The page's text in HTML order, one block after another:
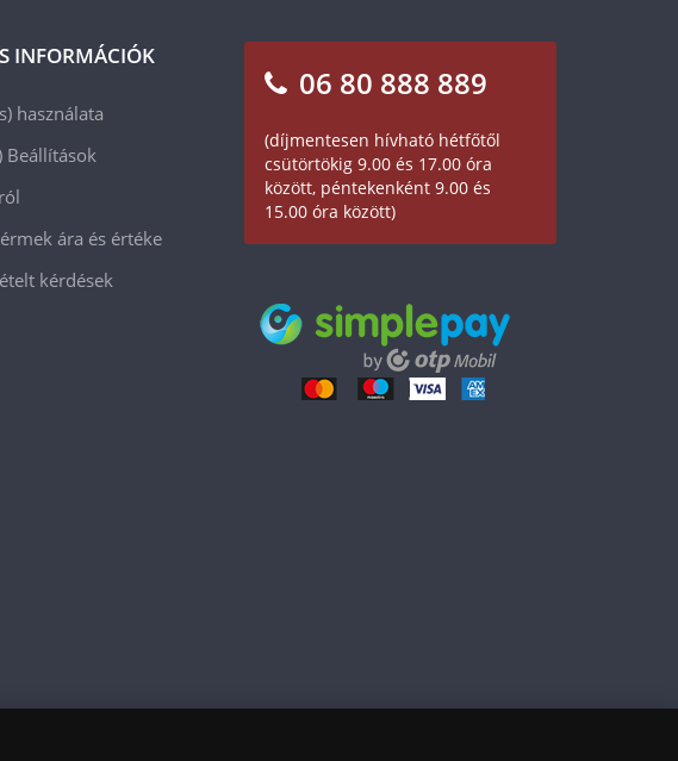
INFORMÁCIÓK
használata
Beállítások
ára és értéke
kérdések
06 80 888 889
(díjmentesen hívható hétfőtől
csütörtökig 9.00 és 17.00 óra
között, péntekenként 9.00 és
15.00 óra között)